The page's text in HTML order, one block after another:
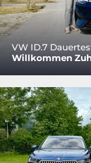
VW ID.7
Willkommen